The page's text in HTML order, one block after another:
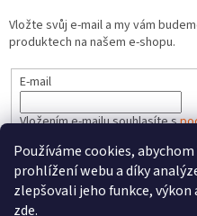
Používáme cookies,
prohlížení webu a díky
zlepšovali jeho funkce,
zde.
Vložte svůj e-mail a my vám
produktech na našem e-shopu.
E-mail
Vložením e-mailu souhlasíte s
PŘIHLÁSIT SE